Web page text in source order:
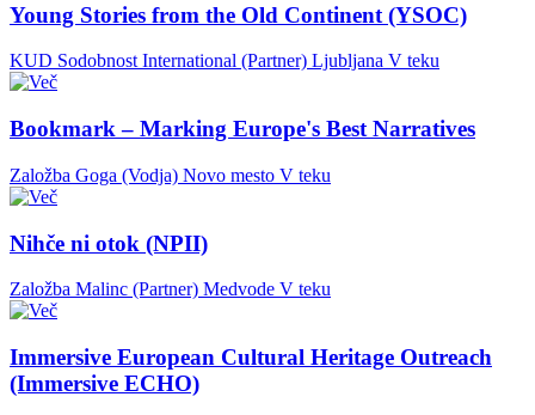
Young Stories from the Old Continent (YSOC)
KUD Sodobnost International (Partner) Ljubljana V teku
Bookmark – Marking Europe's Best Narratives
Založba Goga (Vodja) Novo mesto V teku
Nihče ni otok (NPII)
Založba Malinc (Partner) Medvode V teku
Immersive European Cultural Heritage Outreach
(Immersive ECHO)